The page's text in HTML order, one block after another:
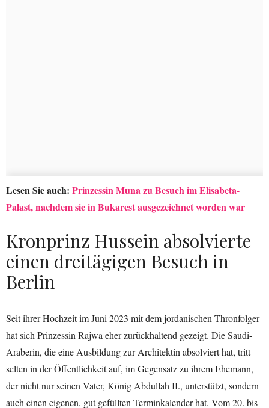
Lesen Sie auch: Prinzessin Muna zu Besuch im Elisabeta-
Palast, nachdem sie in Bukarest ausgezeichnet worden war
Kronprinz Hussein absolvierte
einen dreitägigen Besuch in
Berlin
Seit ihrer Hochzeit im Juni 2023 mit dem jordanischen Thronfolger
hat sich Prinzessin Rajwa eher zurückhaltend gezeigt. Die Saudi-
Araberin, die eine Ausbildung zur Architektin absolviert hat, tritt
selten in der Öffentlichkeit auf, im Gegensatz zu ihrem Ehemann,
der nicht nur seinen Vater, König Abdullah II., unterstützt, sondern
auch einen eigenen, gut gefüllten Terminkalender hat. Vom 20. bis